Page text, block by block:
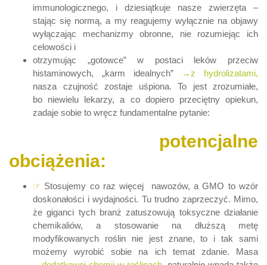
immunologicznego, i dziesiątkuje nasze zwierzęta –
stając się normą, a my reagujemy wyłącznie na objawy
wyłączając mechanizmy obronne, nie rozumiejąc ich
celowości i
otrzymując „gotowce” w postaci leków przeciw
histaminowych, „karm idealnych”
→z hydrolizatami,
nasza czujność zostaje uśpiona. To jest zrozumiałe,
bo niewielu lekarzy, a co dopiero przeciętny opiekun,
zadaje sobie to wręcz fundamentalne pytanie:
potencjalne
obciążenia:
☞ Stosujemy co raz więcej nawozów, a GMO to wzór
doskonałości i wydajności. Tu trudno zaprzeczyć. Mimo,
że giganci tych branż zatuszowują toksyczne działanie
chemikaliów, a stosowanie na dłuższą metę
modyfikowanych roślin nie jest znane, to i tak sami
możemy wyrobić sobie na ich temat zdanie. Masa